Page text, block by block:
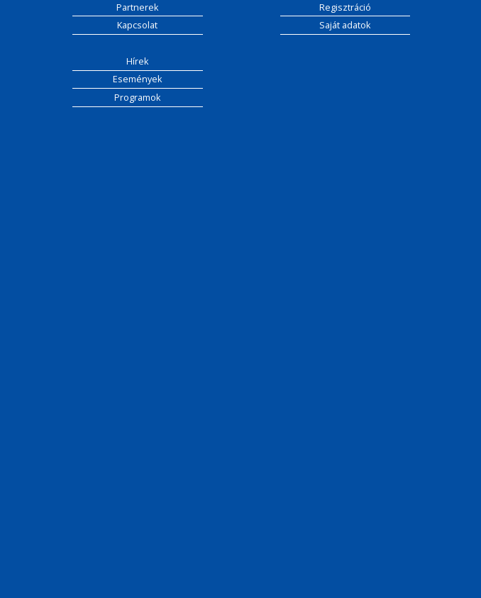
Partnerek
Kapcsolat
Hírek
Események
Programok
Regisztráció
Saját adatok